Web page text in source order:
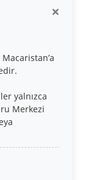
×
yalnızca
Merkezi